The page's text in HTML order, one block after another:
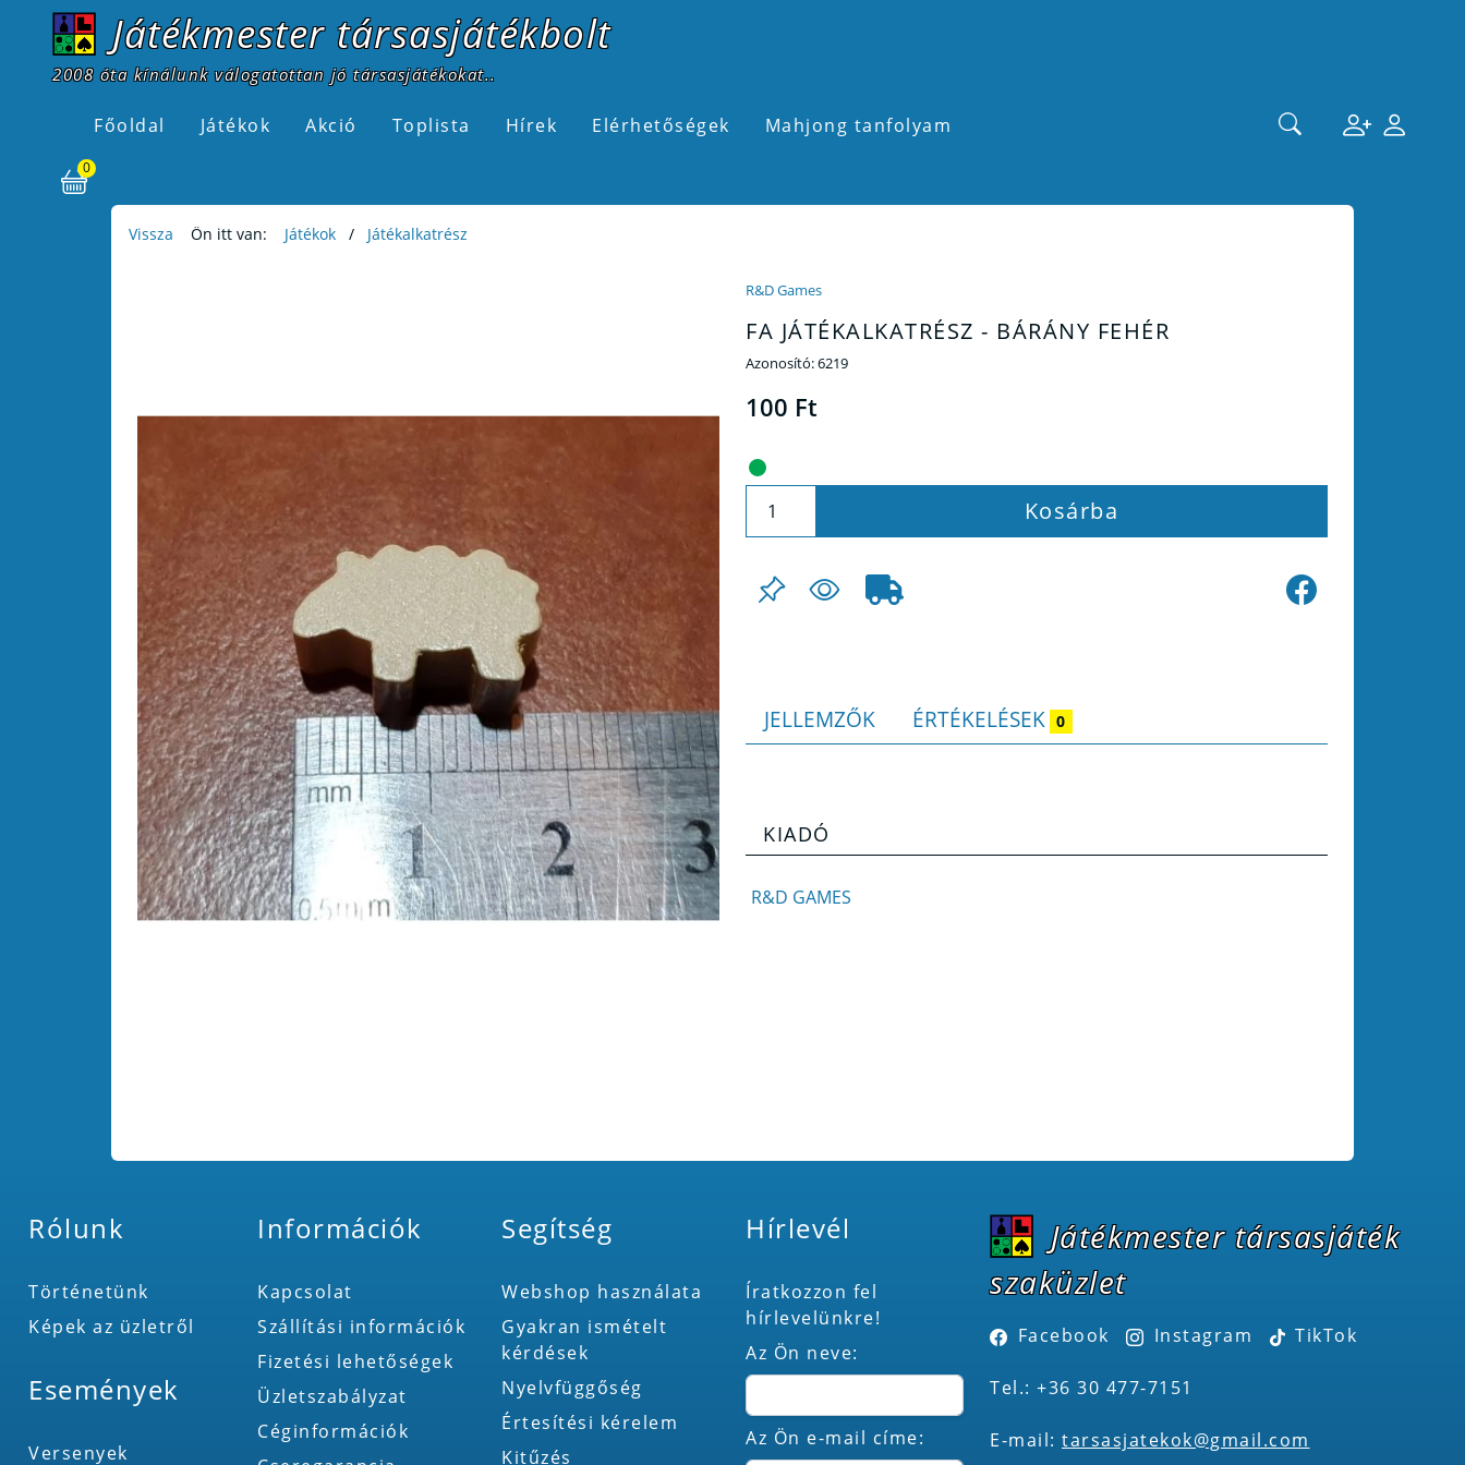
Játékmester társasjátékbolt
2008 óta kínálunk válogatottan jó társasjátékokat..
Főoldal Játékok Akció Toplista Hírek Elérhetőségek Mahjong tanfolyam
0
Vissza Ön itt van: Játékok Játékalkatrész
R&D Games
FA JÁTÉKALKATRÉSZ - BÁRÁNY FEHÉR
Azonosító:6219
100 Ft
Kosárba
JELLEMZŐK ÉRTÉKELÉSEK 0
KIADÓ
R&D GAMES
Rólunk
Történetünk
Képek az üzletről
Események
Versenyek
Információk
Kapcsolat
Szállítási információk
Fizetési lehetőségek
Üzletszabályzat
Céginformációk
Segítség
Webshop használata
Gyakran ismételt
kérdések
Nyelvfüggőség
Értesítési kérelem
Kitűzés
Hírlevél
Íratkozzon fel
hírlevelünkre!
Az Ön neve:
Az Ön e-mail címe:
Játékmester társasjáték
szaküzlet
Facebook Instagram TikTok
Tel.: +36 30 477-7151
E-mail: tarsasjatekok@gmail.com